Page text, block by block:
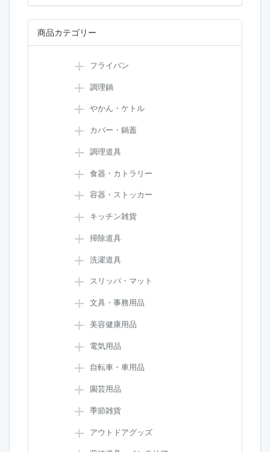
商品カテゴリー
フライパン
調理鍋
やかん・ケトル
カバー・鍋蓋
調理道具
食器・カトラリー
容器・ストッカー
キッチン雑貨
掃除道具
洗濯道具
スリッパ・マット
文具・事務用品
美容健康用品
電気用品
自転車・車用品
園芸用品
季節雑貨
アウトドアグッズ